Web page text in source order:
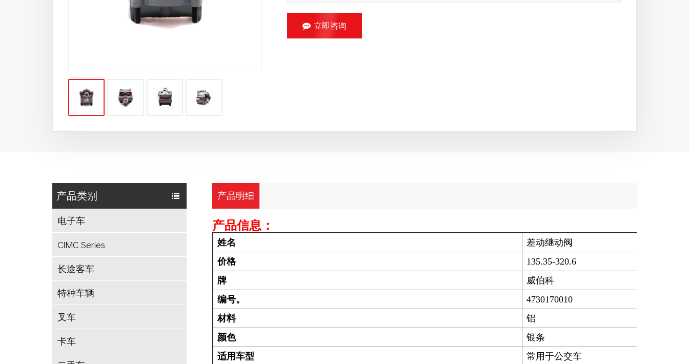
立即咨询
产品类别
电子车
CIMC Series
长途客车
特种车辆
叉车
卡车
产品明细
产品信息：
姓名
差动继动阀
价格
135.35-320.6
牌
威伯科
编号。
4730170010
材料
铝
颜色
银条
适用车型
常用于公交车